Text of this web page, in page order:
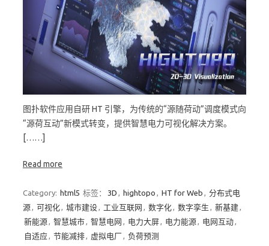
图扑软件应用自研 HT 引擎，为传统的“源随荷动”调度模式向
“源荷互动”新模式转变，提供智慧电力可视化解决方案。
[……]
Read more
Category: html5 标签： 3D , hightopo , HT for Web , 分布式电
源, 可视化, 城市建设, 工业互联网 , 数字化, 数字孪生 , 新基建,
新能源, 智慧城市, 智慧电网 , 电力大屏, 电力能源, 电网互动,
自适应, 节能减排, 虚拟电厂, 负荷预测